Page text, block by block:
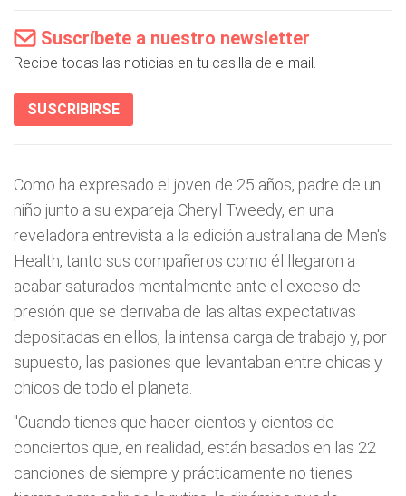
Suscríbete a nuestro newsletter
Recibe todas las noticias en tu casilla de e-mail.
SUSCRIBIRSE
Como ha expresado el joven de 25 años, padre de un
niño junto a su expareja Cheryl Tweedy, en una
reveladora entrevista a la edición australiana de Men's
Health, tanto sus compañeros como él llegaron a
acabar saturados mentalmente ante el exceso de
presión que se derivaba de las altas expectativas
depositadas en ellos, la intensa carga de trabajo y, por
supuesto, las pasiones que levantaban entre chicas y
chicos de todo el planeta.
"Cuando tienes que hacer cientos y cientos de
conciertos que, en realidad, están basados en las 22
canciones de siempre y prácticamente no tienes